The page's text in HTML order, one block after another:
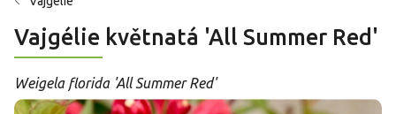
Vajgélie květnatá 'All Summer Red'
Weigela florida 'All Summer Red'